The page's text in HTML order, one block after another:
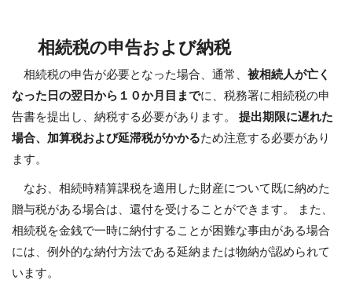
相続税の申告および納税
相続税の申告が必要となった場合、通常、 被相続人が亡く
なった日の翌日から１０か月目までに、税務署に相続税の申
告書を提出し、納税する必要があります。 提出期限に遅れた
場合、加算税および延滞税がかかるため注意する必要があり
ます。
なお、相続時精算課税を適用した財産について既に納めた
贈与税がある場合は、還付を受けることができます。 また、
相続税を金銭で一時に納付することが困難な事由がある場合
には、例外的な納付方法である延納または物納が認められて
います。